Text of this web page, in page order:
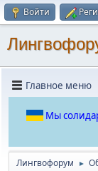
Войти
Главное меню
Мы
Лингвофорум ►